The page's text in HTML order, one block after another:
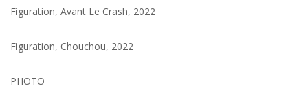
Figuration, Avant Le Crash, 2022
Figuration, Chouchou, 2022
PHOTO